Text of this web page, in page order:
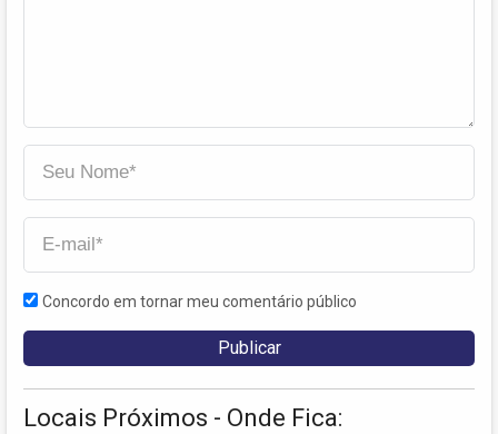
Concordo em tornar meu comentário público
Locais Próximos - Onde Fica: